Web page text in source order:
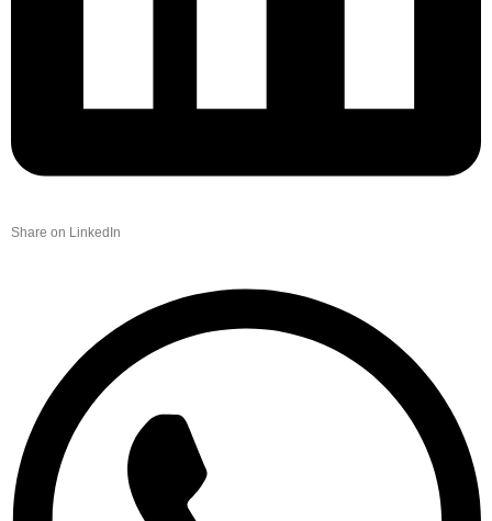
Share on LinkedIn